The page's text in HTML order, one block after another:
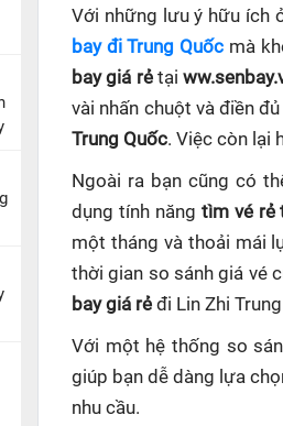
Với những lưu ý hữu ích
bay đi Trung Quốc mà
bay giá rẻtại
vài nhấn chuột và điền
Trung Quốc. Việc còn lại
Ngoài ra bạn cũng có
dụng tính năng tìm vé rẻ
một tháng và thoải mái
thời gian so sánh giá vé
bay giá rẻ đi Lin Zhi
Với một hệ thống so
giúp bạn dễ dàng lựa
nhu cầu.